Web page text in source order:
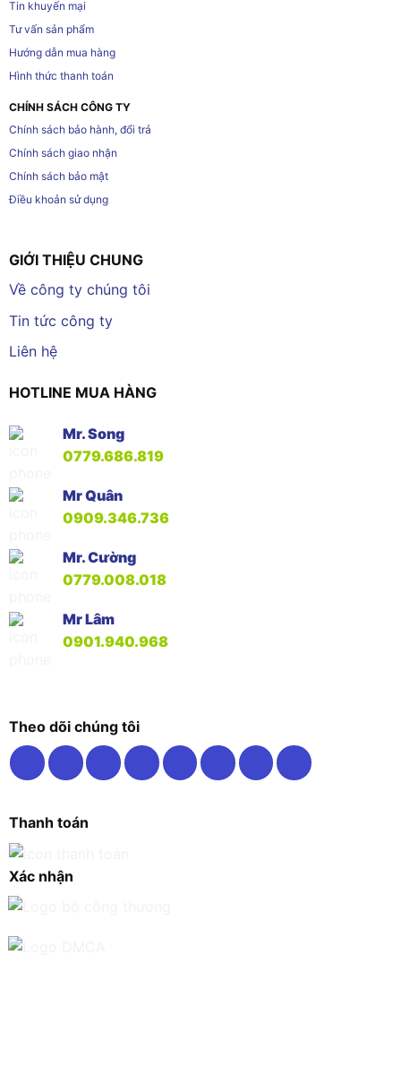
Tin khuyến mại
Tư vấn sản phẩm
Hướng dẫn mua hàng
Hình thức thanh toán
CHÍNH SÁCH CÔNG TY
Chính sách bảo hành, đổi trả
Chính sách giao nhận
Chính sách bảo mật
Điều khoản sử dụng
GIỚI THIỆU CHUNG
Về công ty chúng tôi
Tin tức công ty
Liên hệ
HOTLINE MUA HÀNG
Mr. Song
0779.686.819
Mr Quân
0909.346.736
Mr. Cường
0779.008.018
Mr Lâm
0901.940.968
Theo dõi chúng tôi
Thanh toán
Xác nhận